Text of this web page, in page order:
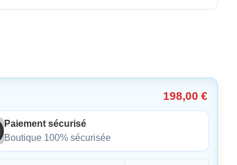
198,00 €
Paiement sécurisé
Boutique 100% sécurisée